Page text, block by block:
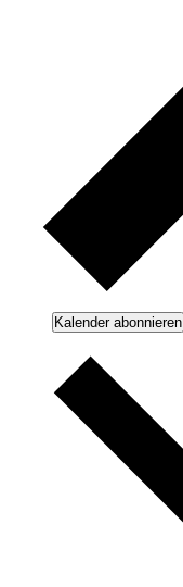
Kalender abonnieren